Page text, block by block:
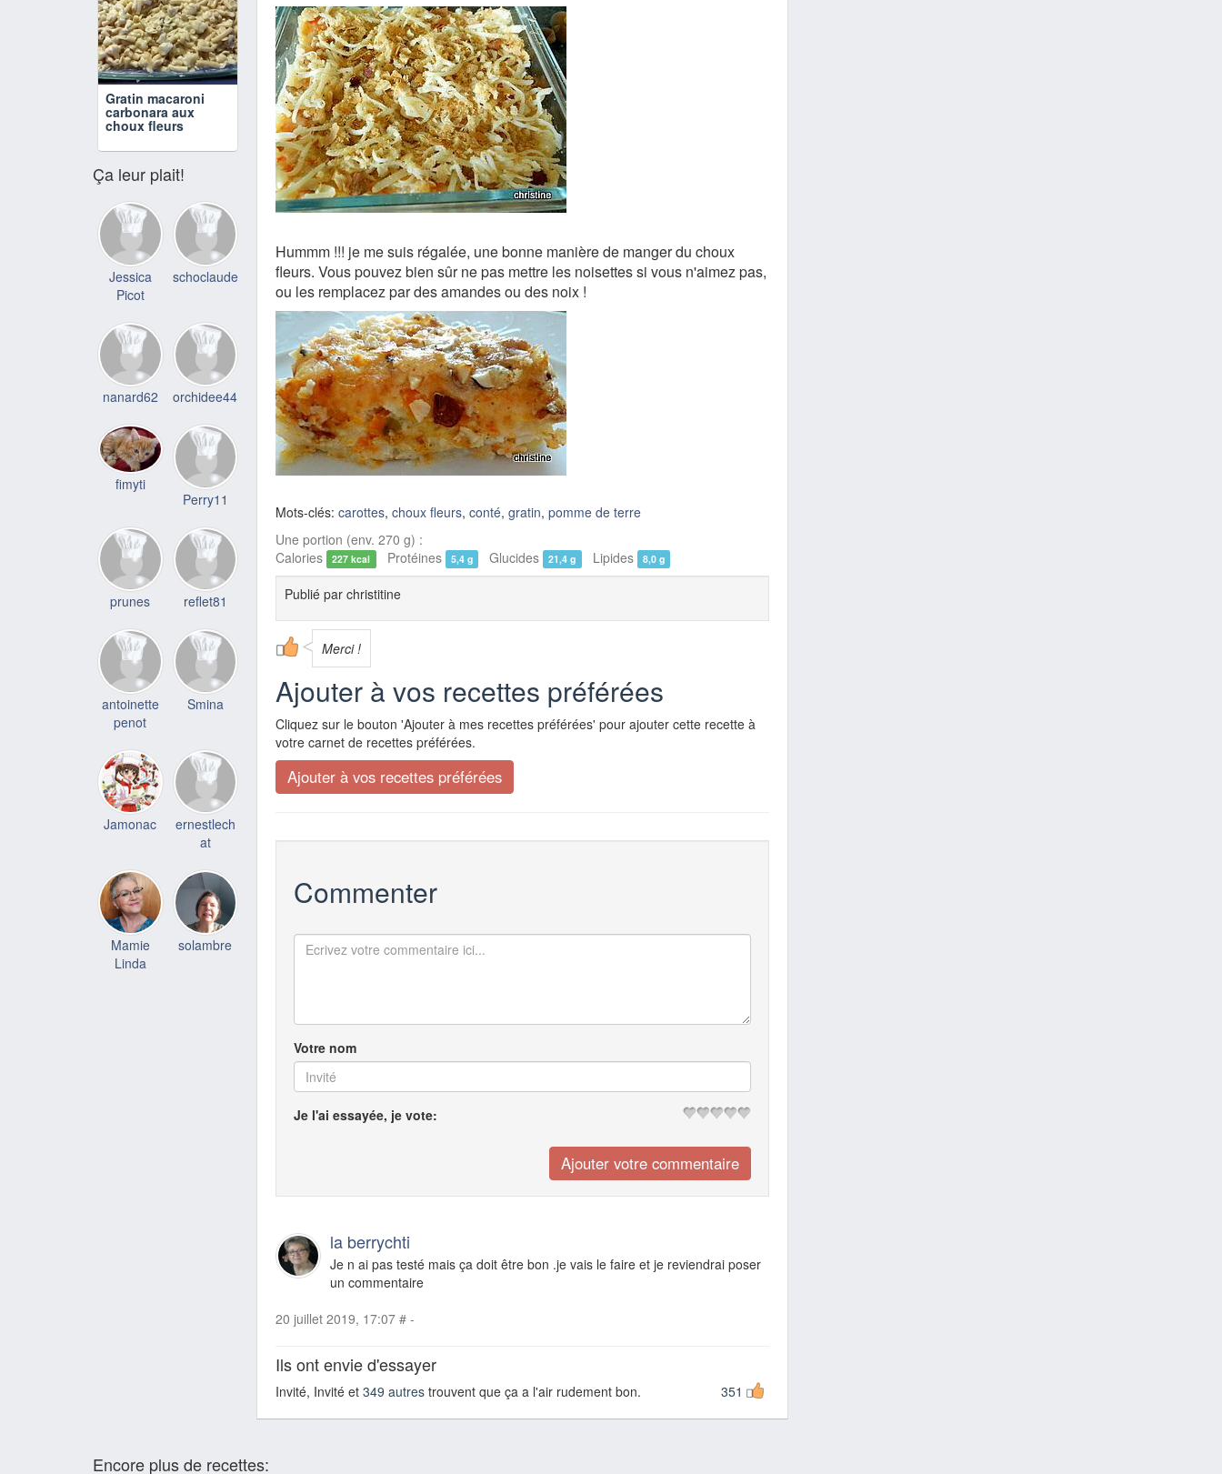
Hummm !!! je me suis régalée, une bonne manière de manger du choux
fleurs. Vous pouvez bien sûr ne pas mettre les noisettes si vous n'aimez pas,
ou les remplacez par des amandes ou des noix !
Mots-clés: carottes, choux fleurs, conté, gratin, pomme de terre
Une portion (env. 270 g) :
Calories
227 kcal Protéines 5,4 g Glucides 21,4 g Lipides 8,0 g
Publié par christitine
Merci !
Ajouter à vos recettes préférées
Cliquez sur le bouton 'Ajouter à mes recettes préférées' pour ajouter cette recette à
votre carnet de recettes préférées.
Commenter
Votre nom
Je l'ai essayée, je vote:
la berrychti
Je n ai pas testé mais ça doit être bon .je vais le faire et je reviendrai poser
un commentaire
20 juillet 2019, 17:07 # -
Ils ont envie d'essayer
351
Invité, Invité et 349 autres trouvent que ça a l'air rudement bon.
Gratin macaroni
carbonara aux
choux fleurs
Ça leur plait!
Jessica
Picot
schoclaude
nanard62 orchidee44
fimyti
Perry11
prunes reflet81
antoinette
penot
Smina
Jamonac
ernestlech
at
Mamie
Linda
solambre
Encore plus de recettes: